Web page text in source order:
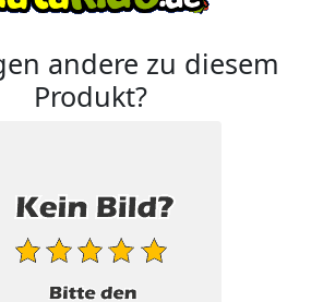
andere zu diesem
Produkt?